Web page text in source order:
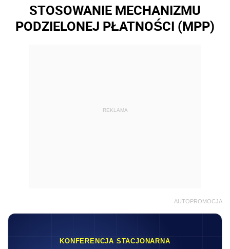
STOSOWANIE MECHANIZMU
PODZIELONEJ PŁATNOŚCI (MPP)
REKLAMA
AUTOPROMOCJA
KONFERENCJA STACJONARNA